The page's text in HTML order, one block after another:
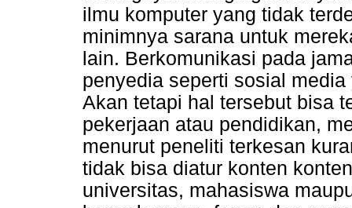
ilmu komputer yang tidak
minimnya sarana untuk
lain. Berkomunikasi pada
penyedia seperti sosial
Akan tetapi hal tersebut bisa
pekerjaan atau pendidikan,
menurut peneliti terkesan
tidak bisa diatur konten
universitas, mahasiswa